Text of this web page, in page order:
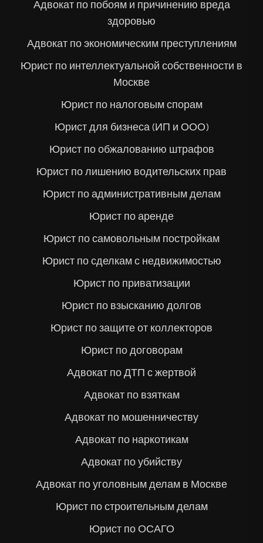
Адвокат по побоям и причинению вреда
здоровью
Адвокат по экономическим преступлениям
Юрист по интеллектуальной собственности в
Москве
Юрист по налоговым спорам
Юрист для бизнеса (ИП и ООО)
Юрист по обжалованию штрафов
Юрист по лишению водительских прав
Юрист по административным делам
Юрист по аренде
Юрист по самовольным постройкам
Юрист по сделкам с недвижимостью
Юрист по приватизации
Юрист по взысканию долгов
Юрист по защите от коллекторов
Юрист по договорам
Адвокат по ДТП с жертвой
Адвокат по взяткам
Адвокат по мошенничеству
Адвокат по наркотикам
Адвокат по убийству
Адвокат по уголовным делам в Москве
Юрист по строительным делам
Юрист по ОСАГО